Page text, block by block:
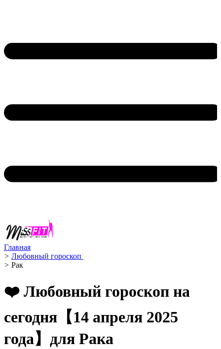
Главная
> Любовный гороскоп ️
> Рак ️
❤️ Любовный гороскоп на
сегодня【14 апреля 2025
года】для Рака